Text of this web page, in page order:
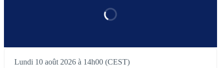
Lundi 10 août 2026 à 14h00 (CEST)